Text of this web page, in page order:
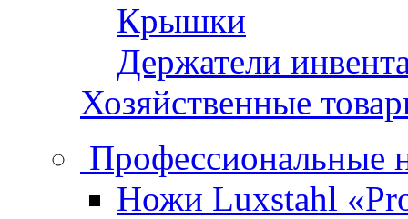
Крышки
Держатели
Хозяйственные
Профессиональные
Ножи Luxstahl